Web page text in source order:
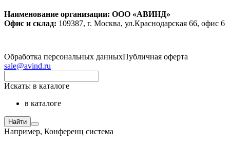
Наименование организации: ООО «АВИНД»
Офис и склад: 109387, г. Москва, ул.Краснодарская 66, офис 6
Обработка персональных данныхПубличная оферта
sale@avind.ru
Искать: в каталоге
в каталоге
Найти
Например, Конференц система